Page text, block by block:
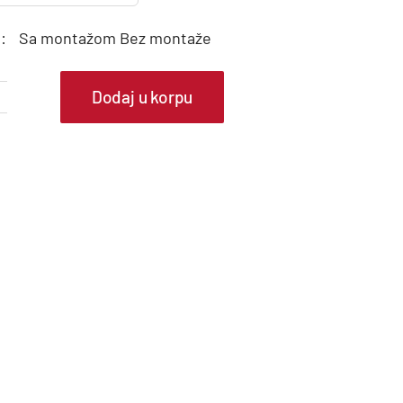
Sa montažom Bez montaže
Dodaj u korpu